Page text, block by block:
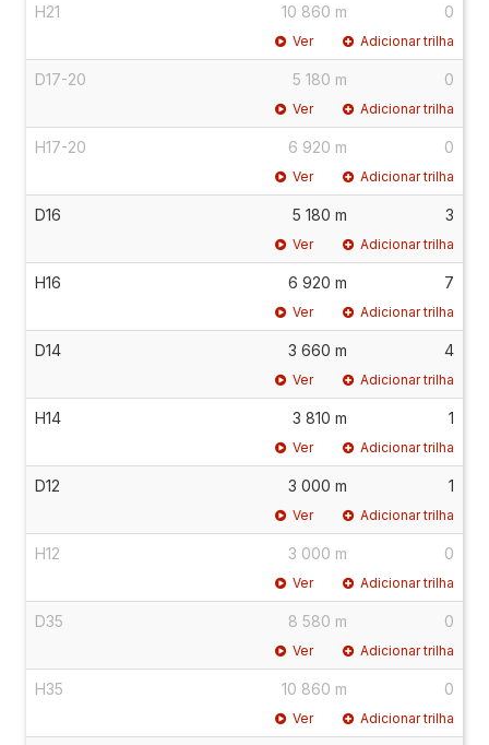
H21 10 860 m 0
Ver Adicionar trilha
D17-20 5 180 m 0
Ver Adicionar trilha
H17-20 6 920 m 0
Ver Adicionar trilha
D16 5 180 m 3
Ver Adicionar trilha
H16 6 920 m 7
Ver Adicionar trilha
D14 3 660 m 4
Ver Adicionar trilha
H14 3 810 m 1
Ver Adicionar trilha
D12 3 000 m 1
Ver Adicionar trilha
H12 3 000 m 0
Ver Adicionar trilha
D35 8 580 m 0
Ver Adicionar trilha
H35 10 860 m 0
Ver Adicionar trilha